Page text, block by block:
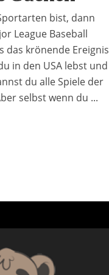
bist, dann
League Baseball
das krönende Ereignis
in den USA lebst und
du alle Spiele der
selbst wenn du ...